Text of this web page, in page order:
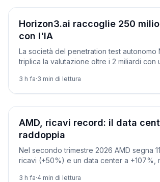
Aziende
Horizon3.ai raccoglie 250
con l'IA
La società del penetration test autonomo
triplica la valutazione oltre i 2 miliardi con
3 h fa·3 min di lettura
Aziende
AMD, ricavi record: il data
raddoppia
Nel secondo trimestre 2026 AMD segna
ricavi (+50%) e un data center a +107%,
3 h fa·4 min di lettura